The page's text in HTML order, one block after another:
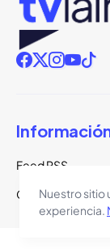
Feed RSS
Google Noticias
Nuestro sitio
experiencia.